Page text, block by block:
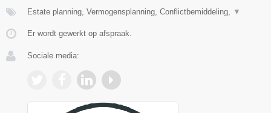
Estate planning, Vermogensplanning, Conflictbemiddeling, ▼
Er wordt gewerkt op afspraak.
Sociale media: